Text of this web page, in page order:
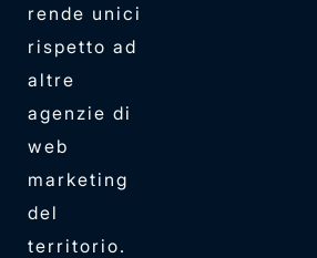
rende unici
rispetto ad
altre
agenzie di
web
marketing
del
territorio.